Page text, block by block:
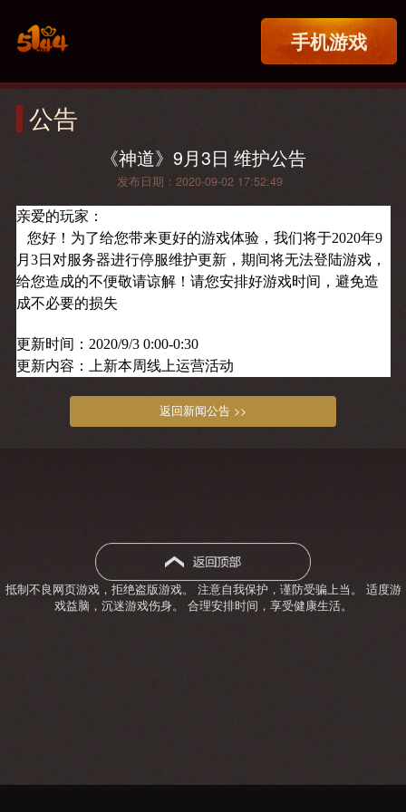
手机游戏
公告
《神道》9月3日 维护公告
发布日期：2020-09-02 17:52:49
亲爱的玩家：
您好！为了给您带来更好的游戏体验，我们将于2020年9
月3日对服务器进行停服维护更新，期间将无法登陆游戏，
给您造成的不便敬请谅解！请您安排好游戏时间，避免造
成不必要的损失
更新时间：2020/9/3 0:00-0:30
更新内容：上新本周线上运营活动
返回新闻公告 >>
抵制不良网页游戏，拒绝盗版游戏。 注意自我保护，谨防受骗上当。 适度游
戏益脑，沉迷游戏伤身。 合理安排时间，享受健康生活。